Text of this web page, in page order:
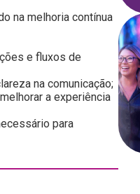
na melhoria contínua
e fluxos de
na comunicação;
a experiência
para